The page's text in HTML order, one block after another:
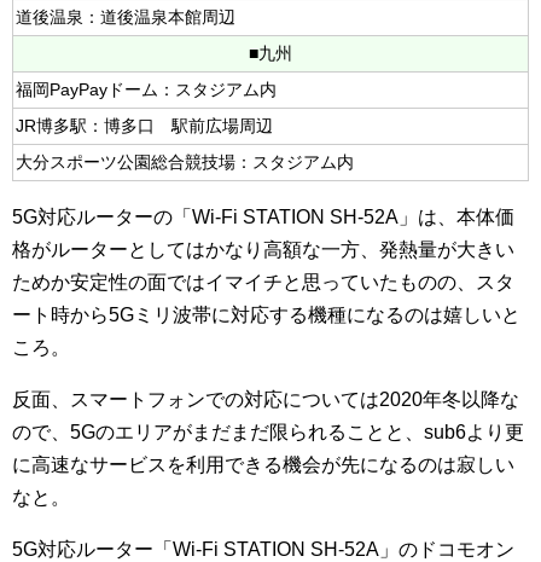
道後温泉：道後温泉本館周辺
■九州
福岡PayPayドーム：スタジアム内
JR博多駅：博多口 駅前広場周辺
大分スポーツ公園総合競技場：スタジアム内
5G対応ルーターの「Wi-Fi STATION SH-52A」は、本体価
格がルーターとしてはかなり高額な一方、発熱量が大きい
ためか安定性の面ではイマイチと思っていたものの、スタ
ート時から5Gミリ波帯に対応する機種になるのは嬉しいと
ころ。
反面、スマートフォンでの対応については2020年冬以降な
ので、5Gのエリアがまだまだ限られることと、sub6より更
に高速なサービスを利用できる機会が先になるのは寂しい
なと。
5G対応ルーター「Wi-Fi STATION SH-52A」のドコモオン